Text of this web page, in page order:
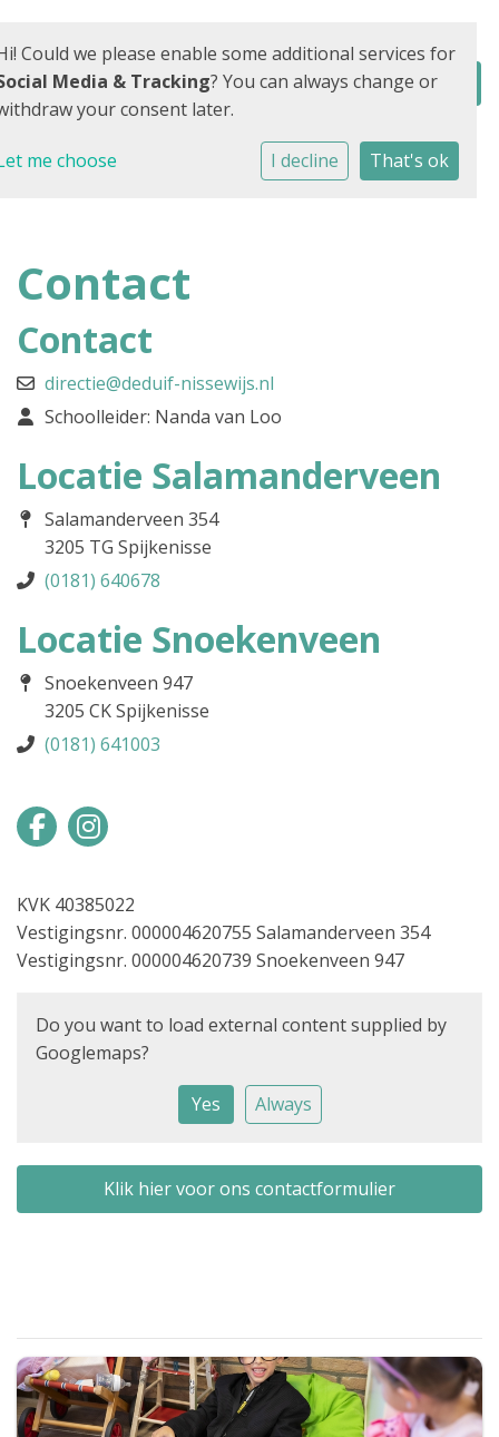
Contact
Contact
directie@deduif-nissewijs.nl
Schoolleider: Nanda van Loo
Locatie Salamanderveen
Salamanderveen 354
3205 TG Spijkenisse
(0181) 640678
Locatie Snoekenveen
Snoekenveen 947
3205 CK Spijkenisse
(0181) 641003
KVK 40385022
Vestigingsnr. 000004620755 Salamanderveen 354
Vestigingsnr. 000004620739 Snoekenveen 947
Do you want to load external content supplied by
Googlemaps?
Yes Always
Klik hier voor ons contactformulier
Could we please enable some additional services for
Media & Tracking? You can always change or
your consent later.
me choose I decline That's ok